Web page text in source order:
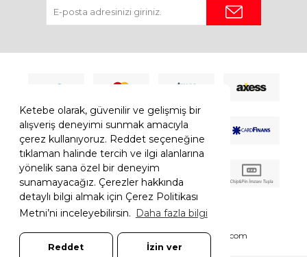
Ketebe olarak, güvenilir ve gelişmiş bir
alışveriş deneyimi sunmak amacıyla
çerez kullanıyoruz. Reddet seçeneğine
tıklaman halinde tercih ve ilgi alanlarına
yönelik sana özel bir deneyim
sunamayacağız. Çerezler hakkında
detaylı bilgi almak için Çerez Politikası
Metni’ni inceleyebilirsin. Daha fazla bilgi
Reddet İzin ver
© 2026 Ketebe Tüm Hakkı Saklıdır. Ketebe.com
7308052261181544